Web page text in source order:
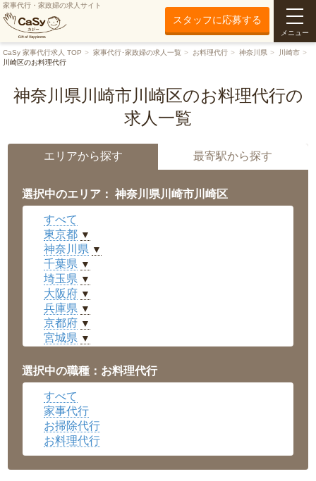
家事代行・家政婦の求人サイト
スタッフに応募する
メニュー
CaSy 家事代行求人 TOP 家事代行･家政婦の求人一覧 お料理代行 神奈川県
川崎市
川崎区のお料理代行
神奈川県川崎市川崎区のお料理代行の
求人一覧
エリアから探す 最寄駅から探す
選択中のエリア： 神奈川県川崎市川崎区
すべて
東京都 ▼
神奈川県 ▼
千葉県 ▼
埼玉県 ▼
大阪府 ▼
兵庫県 ▼
京都府 ▼
宮城県 ▼
福井県 ▼
岡山県 ▼
広島県
沖縄県 ▼
選択中の職種：お料理代行
すべて
家事代行
お掃除代行
お料理代行